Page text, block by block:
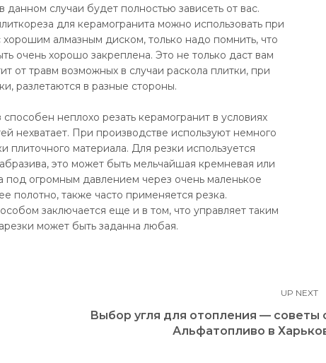
случаи будет полностью зависеть от вас.
для керамогранита можно использовать при
алмазным диском, только надо помнить, что
очень хорошо закреплена. Это не только даст вам
от травм возможных в случаи раскола плитки, при
разлетаются в разные стороны.
неплохо резать керамогранит в условиях
нехватает. При производстве используют немного
плиточного материала. Для резки используется
это может быть мельчайшая кремневая или
под огромным давлением через очень маленькое
полотно, также часто применяется резка.
заключается еще и в том, что управляет таким
может быть заданна любая.
UP NEXT
Выбор угля для отопления — советы
Альфатопливо в